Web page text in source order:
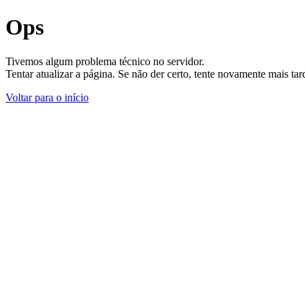
Ops
Tivemos algum problema técnico no servidor.
Tentar atualizar a página. Se não der certo, tente novamente mais
Voltar para o início